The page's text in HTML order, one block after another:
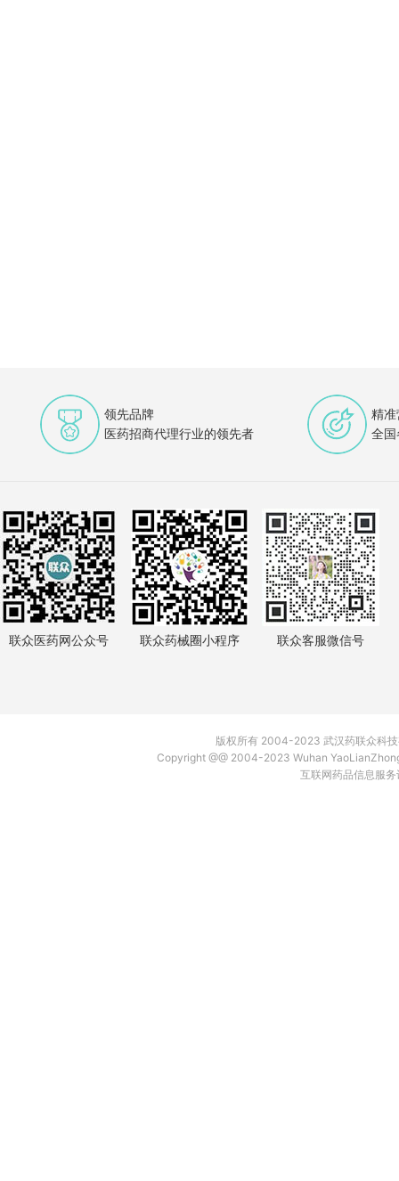
领先品牌
医药招商代理行业的领先者
精
全
联众医药网公众号 联众药械圈小程序 联众客服微信号
版权所有 2004-2023 武汉药联众科
Copyright @@ 2004-2023 Wuhan
互联网药品信息服